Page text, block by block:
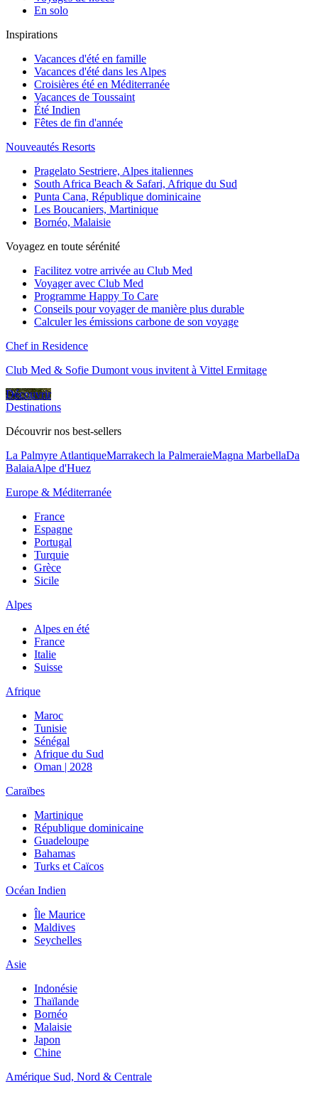
En solo
Inspirations
Vacances d'été en famille
Vacances d'été dans les Alpes
Croisières été en Méditerranée
Vacances de Toussaint
Été Indien
Fêtes de fin d'année
Nouveautés Resorts
Pragelato Sestriere, Alpes italiennes
South Africa Beach & Safari, Afrique du Sud
Punta Cana, République dominicaine
Les Boucaniers, Martinique
Bornéo, Malaisie
Voyagez en toute sérénité
Facilitez votre arrivée au Club Med
Voyager avec Club Med
Programme Happy To Care
Conseils pour voyager de manière plus durable
Calculer les émissions carbone de son voyage
Chef in Residence
Club Med & Sofie Dumont vous invitent à Vittel Ermitage
Découvrir
Destinations
Découvrir nos best-sellers
La Palmyre AtlantiqueMarrakech la PalmeraieMagna MarbellaDa
BalaiaAlpe d'Huez
Europe & Méditerranée
France
Espagne
Portugal
Turquie
Grèce
Sicile
Alpes
Alpes en été
France
Italie
Suisse
Afrique
Maroc
Tunisie
Sénégal
Afrique du Sud
Oman | 2028
Caraïbes
Martinique
République dominicaine
Guadeloupe
Bahamas
Turks et Caïcos
Océan Indien
Île Maurice
Maldives
Seychelles
Asie
Indonésie
Thaïlande
Bornéo
Malaisie
Japon
Chine
Amérique Sud, Nord & Centrale